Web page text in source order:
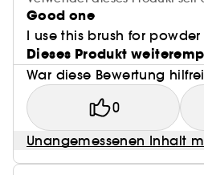
Good one
I use this brush for
Dieses Produkt
War diese Bewertung
0
Unangemessenen Inhalt